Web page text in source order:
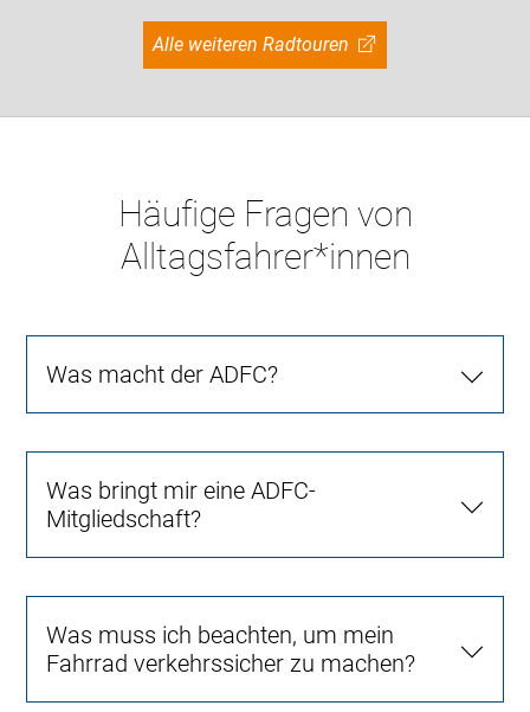
Alle weiteren Radtouren
Häufige Fragen von
Alltagsfahrer*innen
Was macht der ADFC?
Was bringt mir eine ADFC-
Mitgliedschaft?
Was muss ich beachten, um mein
Fahrrad verkehrssicher zu machen?